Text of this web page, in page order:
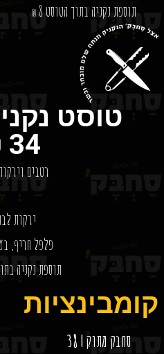
תוספת נקניה בתוך הטוסט 8
₪
טוסט
34 ₪
רטבים
ירקות
פלפל חריף,
תוספת נקניה
קומבינציות
סחבק מתוק | 38